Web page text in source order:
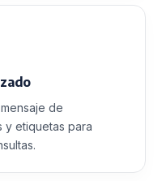
de
y etiquetas para